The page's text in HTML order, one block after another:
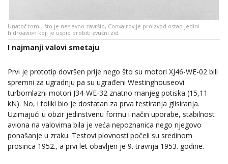
Unatoč tomu što je neslavno završio, Convairov je proizvod ostao jedini
hidroavion koji je uspio probiti zvučni zid
I najmanji valovi smetaju
Prvi je prototip dovršen prije nego što su motori XJ46-WE-02 bili
spremni za ugradnju pa su ugrađeni Westinghouseovi
turbomlazni motori J34-WE-32 znatno manjeg potiska (15,11
kN). No, i toliki bio je dostatan za prva testiranja glisiranja.
Uzimajući u obzir jedinstvenu formu i način uporabe, stabilnost
aviona na valovima bila je veća nepoznanica nego njegovo
ponašanje u zraku. Testovi plovnosti počeli su sredinom
prosinca 1952., a prvi let obavljen je 9. travnja 1953. godine.